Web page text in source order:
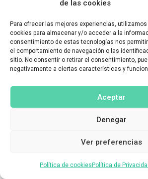
de las cookies
Para ofrecer las mejores experiencias,
cookies para almacenar y/o acceder a la
consentimiento de estas tecnologías nos
el comportamiento de navegación o las
sitio. No consentir o retirar el consentimiento,
negativamente a ciertas características y
Aceptar
Denegar
Ver preferencias
Política de cookies Política de